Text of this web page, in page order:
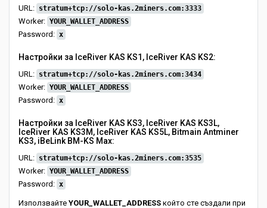
URL: stratum+tcp://solo-kas.2miners.com:3333
Worker: YOUR_WALLET_ADDRESS
Password: x
Настройки за IceRiver KAS KS1, IceRiver KAS KS2:
URL: stratum+tcp://solo-kas.2miners.com:3434
Worker: YOUR_WALLET_ADDRESS
Password: x
Настройки за IceRiver KAS KS3, IceRiver KAS KS3L,
IceRiver KAS KS3M, IceRiver KAS KS5L, Bitmain Antminer
KS3, iBeLink BM-KS Max:
URL: stratum+tcp://solo-kas.2miners.com:3535
Worker: YOUR_WALLET_ADDRESS
Password: x
Използвайте YOUR_WALLET_ADDRESS който сте създали при